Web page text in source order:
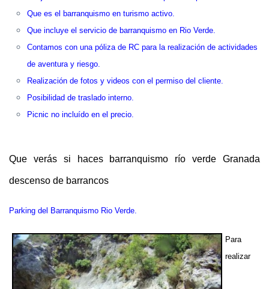
Que es el barranquismo en turismo activo.
Que incluye el servicio de barranquismo en Rio Verde.
Contamos con una póliza de RC para la realización de actividades
de aventura y riesgo.
Realización de fotos y videos con el permiso del cliente.
Posibilidad de traslado interno.
Picnic no incluído en el precio.
Que verás si haces barranquismo río verde Granada
descenso de barrancos
Parking del Barranquismo Rio Verde.
Para
realizar